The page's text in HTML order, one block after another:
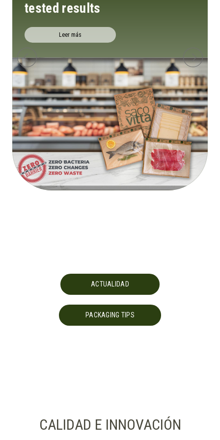
tested results
Leer más
ACTUALIDAD
PACKAGING TIPS
CALIDAD E INNOVACIÓN